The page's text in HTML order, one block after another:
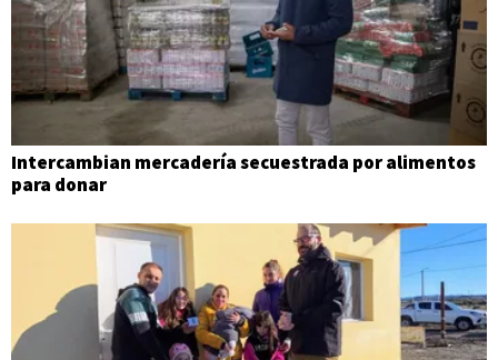
Intercambian mercadería secuestrada por alimentos
para donar